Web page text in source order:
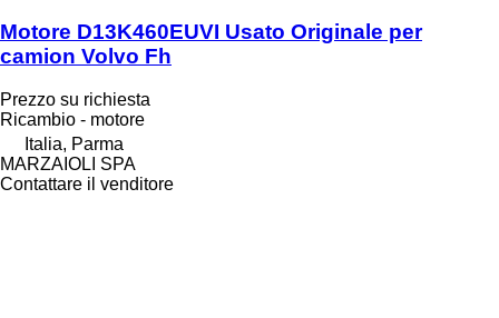
Motore D13K460EUVI Usato Originale per
camion Volvo Fh
Prezzo su richiesta
Ricambio - motore
Italia, Parma
MARZAIOLI SPA
Contattare il venditore